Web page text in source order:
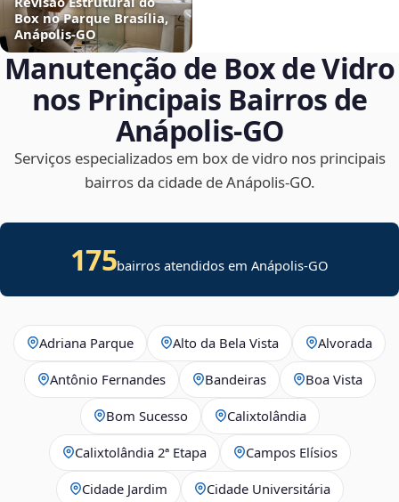
Box no Parque Brasília,
Anápolis‑GO
Manutenção de Box de Vidro
nos Principais Bairros de
Anápolis‑GO
Serviços especializados em box de vidro nos principais
bairros da cidade de Anápolis‑GO.
175bairros atendidos em Anápolis-GO
Adriana Parque Alto da Bela Vista Alvorada
Antônio Fernandes Bandeiras Boa Vista
Bom Sucesso Calixtolândia
Calixtolândia 2ª Etapa Campos Elísios
Cidade Jardim Cidade Universitária